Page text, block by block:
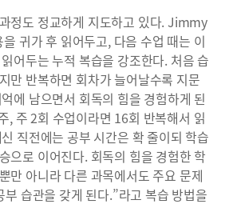
정도 정교하게 지도하고 있다. Jimmy
귀가 후 읽어두고, 다음 수업 때는 이
어두는 누적 복습을 강조한다. 처음 습
만 반복하면 회차가 늘어날수록 지문
에 남으면서 회독의 힘을 경험하게 된
, 주 2회 수업이라면 16회 반복해서 읽
직전에는 공부 시간은 확 줄이되 학습
으로 이어진다. 회독의 힘을 경험한 학
만 아니라 다른 과목에서도 주요 문제
습관을 갖게 된다.”라고 복습 방법을